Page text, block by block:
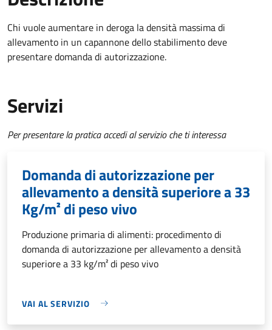
Chi vuole aumentare in deroga la densità massima di
allevamento in un capannone dello stabilimento deve
presentare domanda di autorizzazione.
Servizi
Per presentare la pratica accedi al servizio che ti interessa
Domanda di autorizzazione per
allevamento a densità superiore a 33
Kg/m² di peso vivo
Produzione primaria di alimenti: procedimento di
domanda di autorizzazione per allevamento a densità
superiore a 33 kg/m² di peso vivo
VAI AL SERVIZIO